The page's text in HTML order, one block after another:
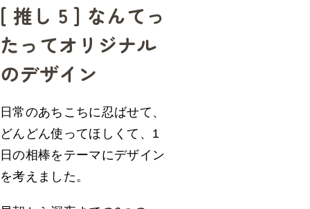
[ 推し 5 ] なんてっ
たってオリジナル
のデザイン
日常のあちこちに忍ばせて、
どんどん使ってほしくて、1
日の相棒をテーマにデザイン
を考えました。